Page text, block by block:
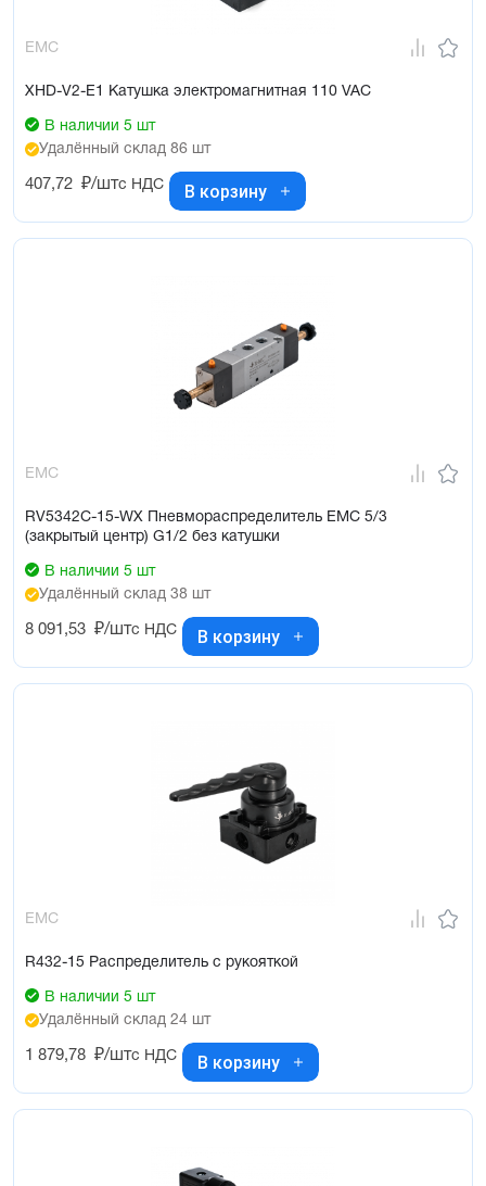
EMC
XHD-V2-E1 Катушка электромагнитная 110 VAC
В наличии 5 шт
Удалённый склад 86 шт
407,72 ₽/штс НДС В корзину
EMC
RV5342C-15-WX Пневмораспределитель EMC 5/3
(закрытый центр) G1/2 без катушки
В наличии 5 шт
Удалённый склад 38 шт
8 091,53 ₽/штс НДС В корзину
EMC
R432-15 Распределитель с рукояткой
В наличии 5 шт
Удалённый склад 24 шт
1 879,78 ₽/штс НДС В корзину